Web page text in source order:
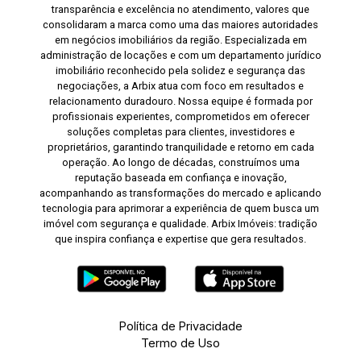
transparência e excelência no atendimento, valores que
consolidaram a marca como uma das maiores autoridades
em negócios imobiliários da região. Especializada em
administração de locações e com um departamento jurídico
imobiliário reconhecido pela solidez e segurança das
negociações, a Arbix atua com foco em resultados e
relacionamento duradouro. Nossa equipe é formada por
profissionais experientes, comprometidos em oferecer
soluções completas para clientes, investidores e
proprietários, garantindo tranquilidade e retorno em cada
operação. Ao longo de décadas, construímos uma
reputação baseada em confiança e inovação,
acompanhando as transformações do mercado e aplicando
tecnologia para aprimorar a experiência de quem busca um
imóvel com segurança e qualidade. Arbix Imóveis: tradição
que inspira confiança e expertise que gera resultados.
Política de Privacidade
Termo de Uso